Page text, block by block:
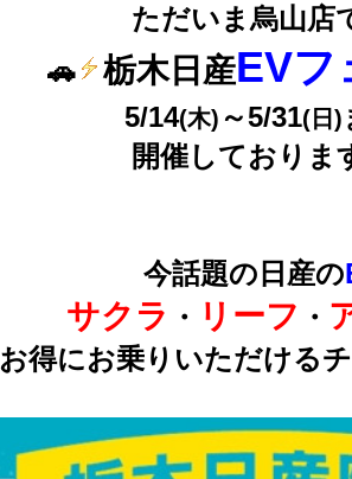
ただいま烏山店
🚗
栃木日産EVフ
5/14(木) ～5/31(日)
開催しておりま
今話題の日産の
サクラ ・ リーフ ・
お得にお乗りいただける